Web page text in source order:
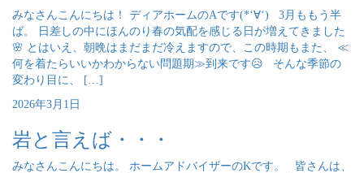
みなさんこんにちは！ ディアホームのAです(*‘∀‘) 3月ももう半
ば。 日差しの中にほんのり春の気配を感じる日が増えてきました
🌸 とはいえ、朝晩はまだまだ冷えますので、この時期もまた、 ≪
何を着たらいいかわからない問題期≫到来です😥 そんな季節の
変わり目に、 […]
2026年3月1日
岩と言えば・・・
みなさんこんにちは。 ホームアドバイザーのKです。 皆さんは、